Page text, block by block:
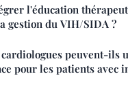
l'éducation
gestion du VIH/SIDA ?
peuvent-ils
pour les patients avec